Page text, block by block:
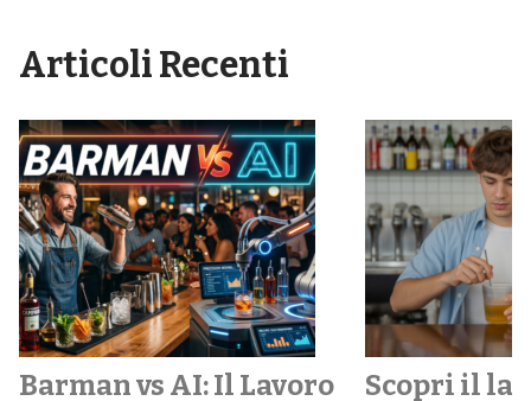
Articoli Recenti
Barman vs AI: Il Lavoro
Scopri il